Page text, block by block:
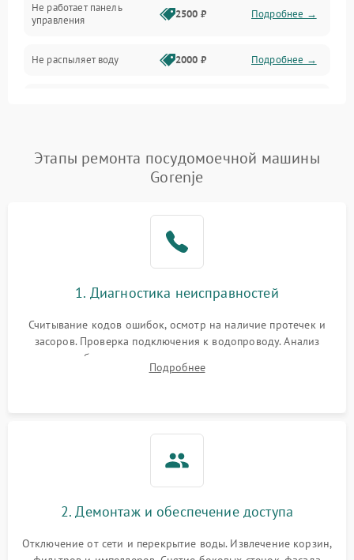
Гигиена
Программное обеспечение
Не работает панель
управления
2500 ₽ Подробнее →
Не распыляет воду 2000 ₽ Подробнее →
Проблемы с набором
воды
1800 ₽ Подробнее →
1700 ₽
циркуляционным насосом
2100 ₽ Подробнее →
Этапы ремонта посудомоечной машины
Gorenje
1. Диагностика неисправностей
Считывание кодов ошибок, осмотр на наличие протечек и
засоров. Проверка подключения к водопроводу. Анализ
жалоб на отсутствие слива, нагрева, вращения
разбрызгивателей или срабатывание системы защиты
Подробнее
2. Демонтаж и обеспечение доступа
Отключение от сети и перекрытие воды. Извлечение корзин,